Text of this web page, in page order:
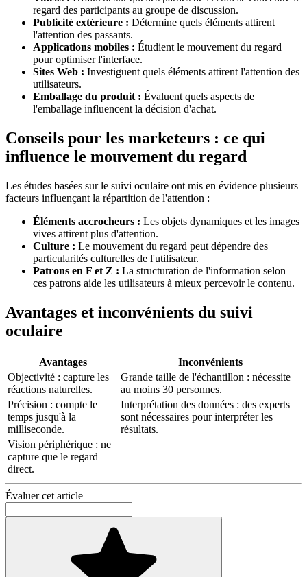
regard des participants au groupe de discussion.
Publicité extérieure : Détermine quels éléments attirent
l'attention des passants.
Applications mobiles : Étudient le mouvement du regard
pour optimiser l'interface.
Sites Web : Investiguent quels éléments attirent l'attention des
utilisateurs.
Emballage du produit : Évaluent quels aspects de
l'emballage influencent la décision d'achat.
Conseils pour les marketeurs : ce qui
influence le mouvement du regard
Les études basées sur le suivi oculaire ont mis en évidence plusieurs
facteurs influençant la répartition de l'attention :
Éléments accrocheurs : Les objets dynamiques et les images
vives attirent plus d'attention.
Culture : Le mouvement du regard peut dépendre des
particularités culturelles de l'utilisateur.
Patrons en F et Z : La structuration de l'information selon
ces patrons aide les utilisateurs à mieux percevoir le contenu.
Avantages et inconvénients du suivi
oculaire
Avantages
Inconvénients
Objectivité : capture les
réactions naturelles.
Grande taille de l'échantillon : nécessite
au moins 30 personnes.
Précision : compte le
temps jusqu'à la
milliseconde.
Interprétation des données : des experts
sont nécessaires pour interpréter les
résultats.
Vision périphérique : ne
capture que le regard
direct.
Évaluer cet article